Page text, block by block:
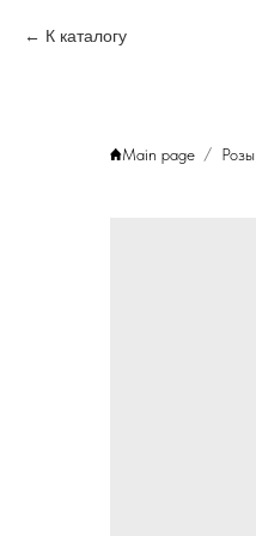
К каталогу
Main page Розы